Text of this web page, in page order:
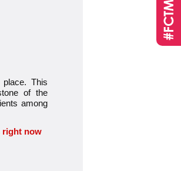
This
of the
among
right now